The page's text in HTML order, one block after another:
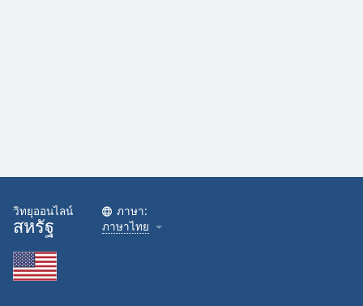
วิทยุออนไลน์
สหรัฐ
ภาษา:
ภาษาไทย